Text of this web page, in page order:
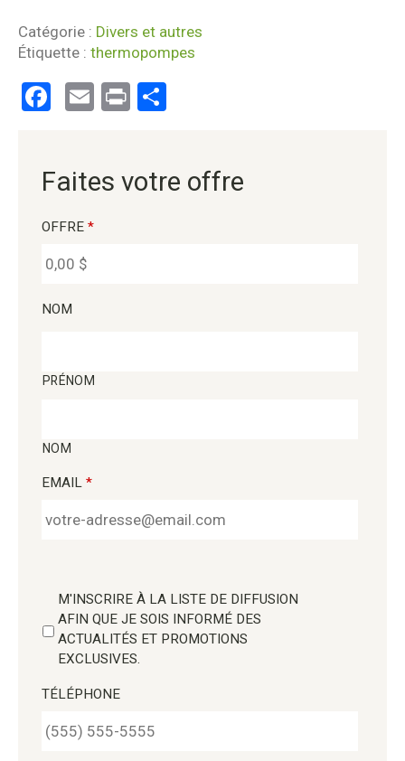
Catégorie : Divers et autres
Étiquette : thermopompes
Facebook
Email
Print
Faites votre offre
OFFRE *
NOM
PRÉNOM
NOM
EMAIL *
M'INSCRIRE À LA LISTE DE DIFFUSION
AFIN QUE JE SOIS INFORMÉ DES
ACTUALITÉS ET PROMOTIONS
EXCLUSIVES.
TÉLÉPHONE